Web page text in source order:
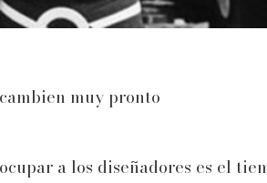
muy pronto
a los diseñadores es el